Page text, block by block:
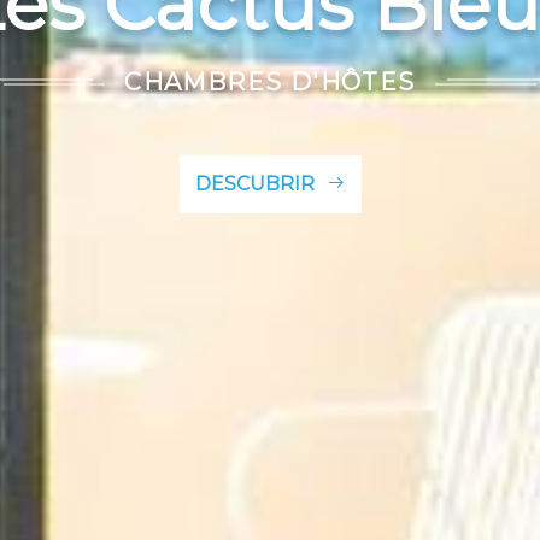
CHAMBRES D'HÔTES
DESCUBRIR